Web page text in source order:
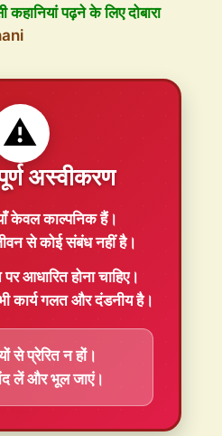
पढ़ने के लिए दोबारा
⚠️
अस्वीकरण
केवल काल्पनिकहैं।
से कोई संबंध नहीं है।
पर आधारित होना चाहिए।
कार्य गलत और दंडनीय है।
से प्रेरित न हों।
लें और भूल जाएं।